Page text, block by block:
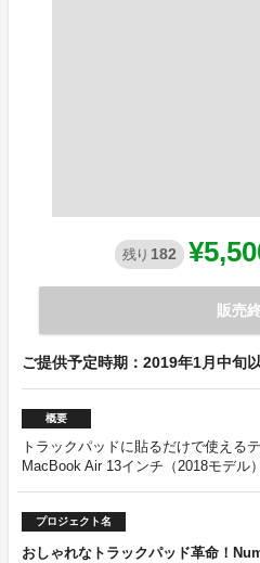
残り 182
販売
ご提供予定時期：2019年1月中旬
概要
トラックパッドに貼るだけで使える
MacBook Air 13インチ（2018モデル
プロジェクト名
おしゃれなトラックパッド革命！